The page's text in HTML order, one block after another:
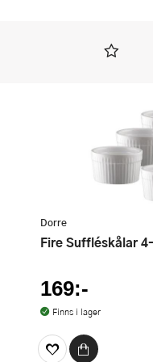
Dorre
Fire Suffléskålar
169:-
Finns i lager